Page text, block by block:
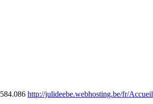
http://julideebe.webhosting.be/fr/Accueil